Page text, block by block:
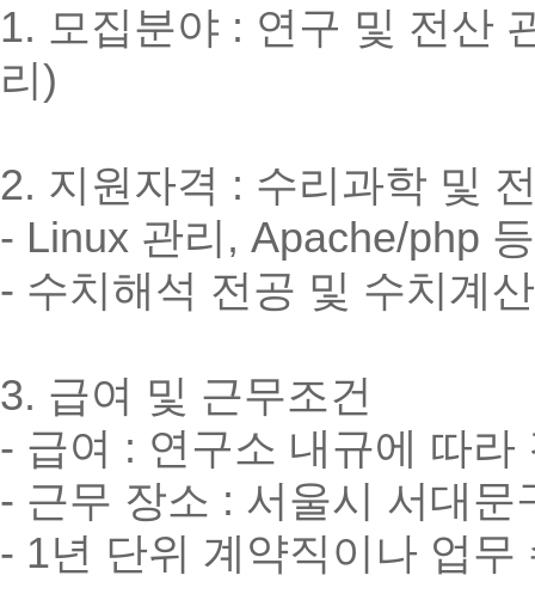
1. 모집분야 : 연구 및 전산
리)
2. 지원자격 : 수리과학 및
- Linux 관리, Apache/php
- 수치해석 전공 및 수치계
3. 급여 및 근무조건
- 급여 : 연구소 내규에 따라
- 근무 장소 : 서울시 서대
- 1년 단위 계약직이나 업